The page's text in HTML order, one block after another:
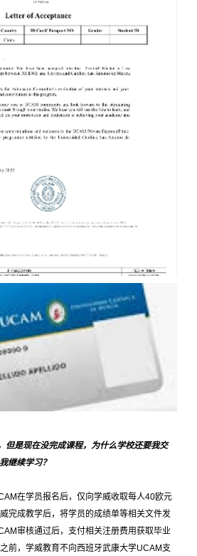
但是现在没完成课程，为什么学校还要我交
继续学习？
在学员报名后，仅向学威收取每人40欧元
完成教学后，将学员的成绩单等相关文件发
审核通过后，支付相关注册费用获取毕业
前，学威教育不向西班牙武康大学UCAM支